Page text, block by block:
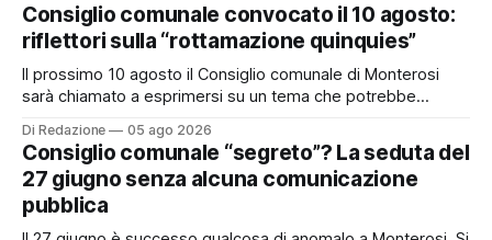
Consiglio comunale convocato il 10 agosto:
riflettori sulla “rottamazione quinquies”
Il prossimo 10 agosto il Consiglio comunale di Monterosi
sarà chiamato a esprimersi su un tema che potrebbe
possibile adesione del Comune alla cosiddetta
“rottamazione quinquies” dei carichi affidati all’Agente della
Riscossione. Prima, però, c’è un tema politico che merita
Di Redazione 05 ago 2026
Consiglio comunale “segreto”? La seduta del
27 giugno senza alcuna comunicazione
pubblica